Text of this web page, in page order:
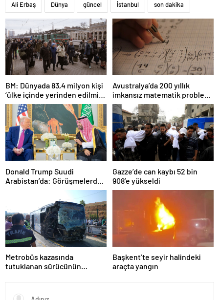
Ali Erbaş Dünya güncel İstanbul son dakika
BM: Dünyada 83,4 milyon kişi
‘ülke içinde yerinden edilmiş’
olarak yaşıyor
Avustralya’da 200 yıllık
imkansız matematik problemi
çözüldü
Donald Trump Suudi
Arabistan’da: Görüşmelerde
Gazze’de can kaybı 52 bin
908’e yükseldi
Metrobüs kazasında
tutuklanan sürücünün
Başkent’te seyir halindeki
araçta yangın